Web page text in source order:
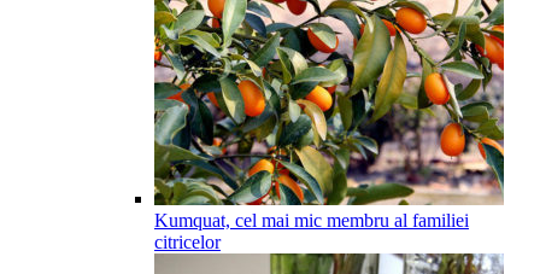
Kumquat, cel mai mic membru al familiei
citricelor